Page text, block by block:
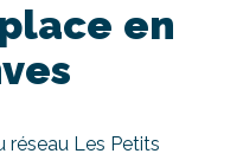
en
réseau Les Petits